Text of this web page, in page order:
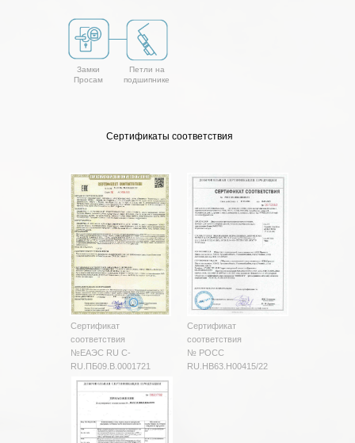
Замки
Просам
Петли на
подшипнике
Сертификаты соответствия
Сертификат
соответствия
№ЕАЭС RU C-
RU.ПБ09.В.0001721
Сертификат
соответствия
№ РОСС
RU.HB63.H00415/22